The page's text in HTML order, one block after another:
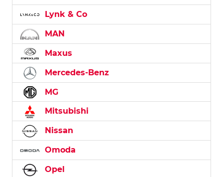
Lynk & Co
MAN
Maxus
Mercedes-Benz
MG
Mitsubishi
Nissan
Omoda
Opel